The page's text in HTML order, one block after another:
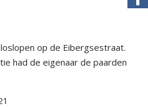
op de Eibergsestraat.
had de eigenaar de paarden